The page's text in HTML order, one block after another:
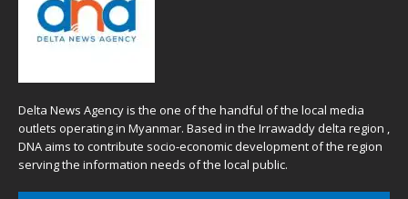
Delta News Agency is the one of the handful of the local media
outlets operating in Myanmar. Based in the Irrawaddy delta region ,
DNA aims to contribute socio-economic development of the region
serving the information needs of the local public.